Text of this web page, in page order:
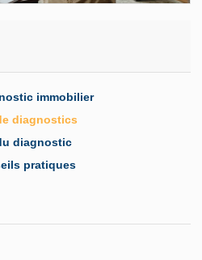
immobilier
diagnostics
diagnostic
pratiques